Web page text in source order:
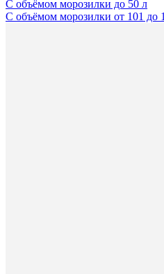
С объёмом морозилки до 50 л
С объёмом морозилки от 101 до